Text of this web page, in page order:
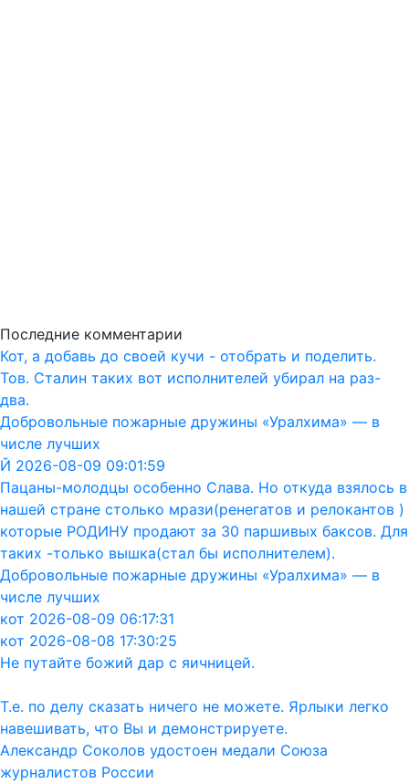
Последние комментарии
Кот, а добавь до своей кучи - отобрать и поделить.
Тов. Сталин таких вот исполнителей убирал на раз-
два.
Добровольные пожарные дружины «Уралхима» — в
числе лучших
Й 2026-08-09 09:01:59
Пацаны-молодцы особенно Слава. Но откуда взялось в
нашей стране столько мрази(ренегатов и релокантов )
которые РОДИНУ продают за 30 паршивых баксов. Для
таких -только вышка(стал бы исполнителем).
Добровольные пожарные дружины «Уралхима» — в
числе лучших
кот 2026-08-09 06:17:31
кот 2026-08-08 17:30:25
Не путайте божий дар с яичницей.
Т.е. по делу сказать ничего не можете. Ярлыки легко
навешивать, что Вы и демонстрируете.
Александр Соколов удостоен медали Союза
журналистов России